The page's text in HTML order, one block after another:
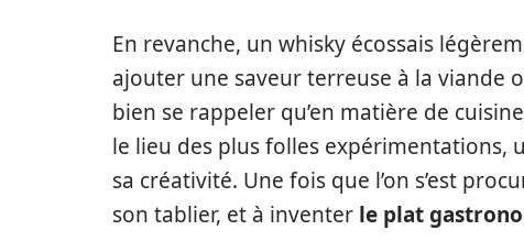
En revanche, un whisky écossais
ajouter une saveur terreuse à la viande
bien se rappeler qu’en matière de
le lieu des plus folles expérimentations,
sa créativité. Une fois que l’on s’est
son tablier, et à inventer le plat